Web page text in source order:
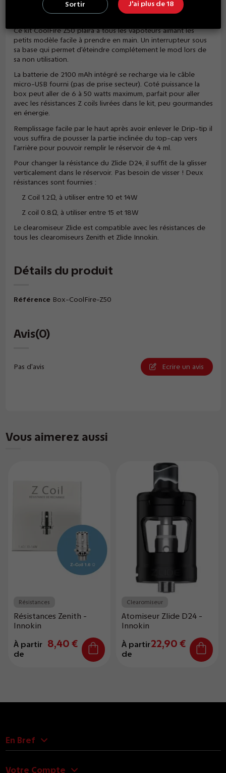
Ce kit CoolFire Z50 plaira à tous les vapoteurs aimant les
petits modèle facile à prendre en main. Un interrupteur sous
sa base qui permet d'éteindre complétement le mod lors de
sa non utilisation.
La batterie de 2100 mAh intégré se recharge via le câble
micro-USB fourni (pas de prise secteur). Coté puissance la
box peut aller de 6 à 50 watts maximum, parfait pour aller
avec les résistances Z coils livrées dans le kit, peu gourmandes
en énergie.
Remplissage facile par le haut après avoir enlever le Drip-tip il
vous suffira de pousser la partie inclinée du top-cap vers
l'arrière pour pouvoir remplir le réservoir de 4 ml.
Pour changer la résistance du Zlide D24, il suffit de la glisser
verticalement dans le réservoir. Pas besoin de visser ! Deux
résistances sont fournies :
Z Coil 1.2 Ω, à utiliser entre 10 et 14W
Z coil 0.8 Ω, à utiliser entre 15 et 18W
Le clearomiseur Zlide est compatible avec les résistances de
tous les clearomiseurs Zenith et Zlide Innokin.
Détails du produit
Référence Box-CoolFire-Z50
Avis(0)
Pas d'avis Ecrire un avis
Vous aimerez aussi
Résistances
Résistances Zenith -
Innokin
À partir
de
8,40 €
Clearomiseur
Atomiseur Zlide D24 -
Innokin
À partir
de
22,90 €
En Bref
Votre Compte
Sortir J'ai plus de 18